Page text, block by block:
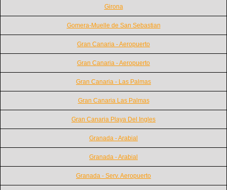
Girona
Gomera-Muelle de San Sebastian
Gran Canaria - Aeropuerto
Gran Canaria - Aeropuerto
Gran Canaria - Las Palmas
Gran Canaria Las Palmas
Gran Canaria Playa Del Ingles
Granada - Arabial
Granada - Arabial
Granada - Serv. Aeropuerto